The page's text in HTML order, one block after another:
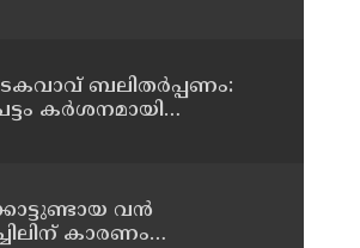
ബലിതര്‍പ്പണം:
കര്‍ശനമായി
വൻ
കാരണം